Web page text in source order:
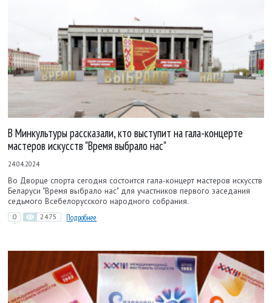
В Минкультуры рассказали, кто выступит на гала-концерте
мастеров искусств "Время выбрало нас"
24.04.2024
Во Дворце спорта сегодня состоится гала-концерт мастеров искусств
Беларуси "Время выбрало нас" для участников первого заседания
седьмого Всебелорусского народного собрания.
0 2475 Подробнее